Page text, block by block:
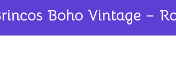
Boho Vintage –